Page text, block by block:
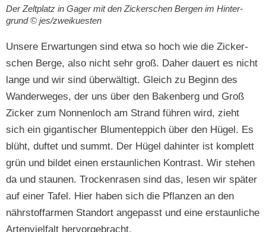
Der Zelt­platz in Gager mit den Zick­er­schen Bergen im Hin­ter­
grund © jes/zweikuesten
Unsere Erwartun­gen sind etwa so hoch wie die Zick­er­
schen Berge, also nicht sehr groß. Daher dauert es nicht
lange und wir sind über­wältigt. Gle­ich zu Beginn des
Wan­der­weges, der uns über den Bak­en­berg und Groß
Zick­er zum Non­nen­loch am Strand führen wird, zieht
sich ein gigan­tis­ch­er Blu­mentep­pich über den Hügel. Es
blüht, duftet und summt. Der Hügel dahin­ter ist kom­plett
grün und bildet einen erstaunlichen Kon­trast. Wir ste­hen
da und staunen. Trock­en­rasen sind das, lesen wir später
auf ein­er Tafel. Hier haben sich die Pflanzen an den
nährstof­far­men Stan­dort angepasst und eine erstaunliche
Arten­vielfalt hervorgebracht.